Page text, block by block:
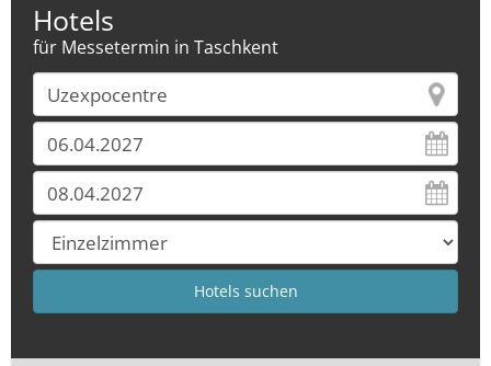
Hotels
für Messetermin in Taschkent